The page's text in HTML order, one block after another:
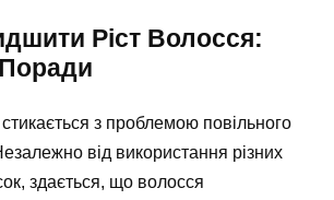
Ріст Волосся:
з проблемою повільного
від використання різних
здається, що волосся